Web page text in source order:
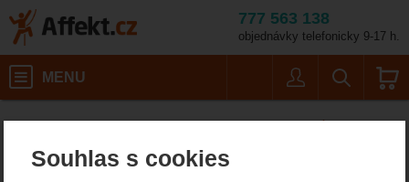
Souhlas s cookies
777 563 138
objednávky telefonicky 9-17 h.
MENU
Ortovox Piz Boé Jacket W